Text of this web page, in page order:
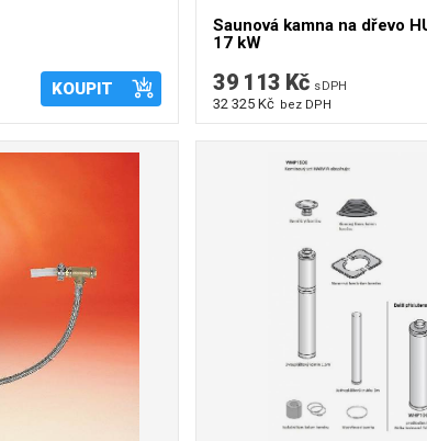
KOUPIT
Saunová kamna na dřevo
17 kW
39 113 Kč s DPH
32 325 Kč bez DPH